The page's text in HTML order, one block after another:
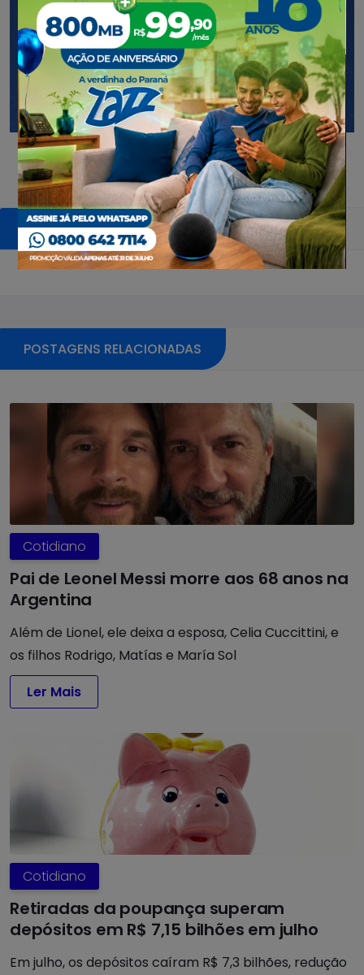
COMENTÁRIOS
Pular sessão de comentários
POSTAGENS RELACIONADAS
Cotidiano
Pai de Leonel Messi morre aos 68 anos na
Argentina
Além de Lionel, ele deixa a esposa, Celia Cuccittini, e
os filhos Rodrigo, Matías e María Sol
Ler Mais
Cotidiano
Retiradas da poupança superam
depósitos em R$ 7,15 bilhões em julho
Em julho, os depósitos caíram R$ 7,3 bilhões, redução